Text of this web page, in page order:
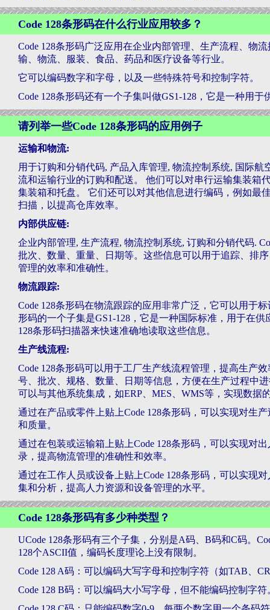
Code 128条形码在什么行业应用较多？
Code 128条形码广泛应用在企业内部管理、生产流程、物
输、物流、服装、食品、药品和医疗设备等行业。
它可以编码数字和字母，以及一些特殊符号和控制字符。
Code 128条形码还有一个子集叫做GS1-128，它是一种用
请列举一些Code 128条形码的应用例子
运输和物流:
用于订购和分销代码, 产品入库管理, 物流控制系统, 国际航
流和运输行业的订购和配送。 他们可以对串行运输集装箱
集装箱和托盘。 它们还可以对其他信息进行编码，例如最
扫描，以提高仓库效率。
内部供应链:
企业内部管理, 生产流程, 物流控制系统, 订购和分销代码.
批次、数量、重量、日期等。这些信息可以用于追踪、排
管理的效率和准确性。
物流跟踪:
Code 128条形码在物流跟踪的应用非常广泛，它可以用于
形码的一个子集是GS1-128，它是一种国际标准，用于在
128条形码扫描器来快速准确地读取这些信息。
生产线流程:
Code 128条形码可以用于工厂生产线流程管理，提高生产
号、批次、规格、数量、日期等信息，方便在生产过程中
可以与其他系统集成，如ERP、MES、WMS等，实现数据
通过在产品或零件上贴上Code 128条形码，可以实现对生
和质量。
通过在包装或运输箱上贴上Code 128条形码，可以实现对
录，提高物流管理的准确性和效率。
通过在工作人员或设备上贴上Code 128条形码，可以实现
集和分析，提高人力资源和设备管理的水平。
Code 128条形码有多少种类型？
UCode 128条形码有三个子集，分别是A码、B码和C码。
128个ASCII值，编码长度理论上没有限制。
Code 128 A码：可以编码大写字母和控制字符（如TAB、
Code 128 B码：可以编码大小写字母，但不能编码控制字符